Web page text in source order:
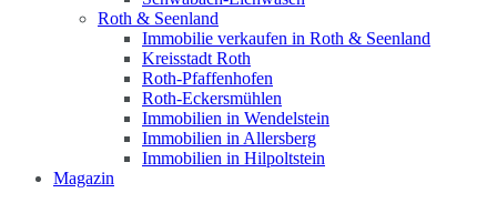
Roth & Seenland
Immobilie verkaufen in Roth & Seenland
Kreisstadt Roth
Roth-Pfaffenhofen
Roth-Eckersmühlen
Immobilien in Wendelstein
Immobilien in Allersberg
Immobilien in Hilpoltstein
Magazin